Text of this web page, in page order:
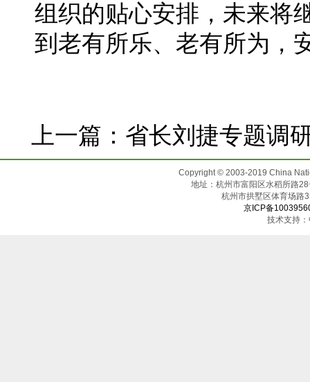
组织的贴心安排，未来将
到老有所乐、老有所为，
上一篇： 省长刘捷专题调
Copyright © 2003-2019 China
地址：杭州市富阳区水稻所路
杭州市拱墅区体
京ICP备
技术支持